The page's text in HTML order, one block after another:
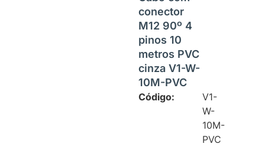
conector
M12 90º 4
pinos 10
metros PVC
cinza V1-W-
10M-PVC
Código:
V1-
W-
10M-
PVC